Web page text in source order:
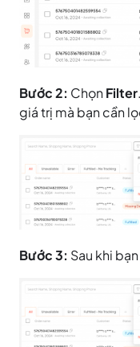
Bước 2: ChọnFilter
giá trị mà bạn cần
Bước 3: Sau khi